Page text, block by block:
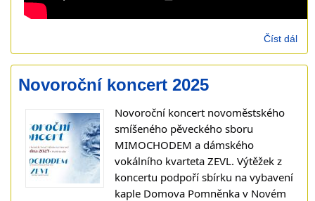
Číst dál
Novoroční koncert 2025
Novoroční koncert novoměstského
smíšeného pěveckého sboru
MIMOCHODEM a dámského
vokálního kvarteta ZEVL. Výtěžek z
koncertu podpoří sbírku na vybavení
kaple Domova Pomněnka v Novém